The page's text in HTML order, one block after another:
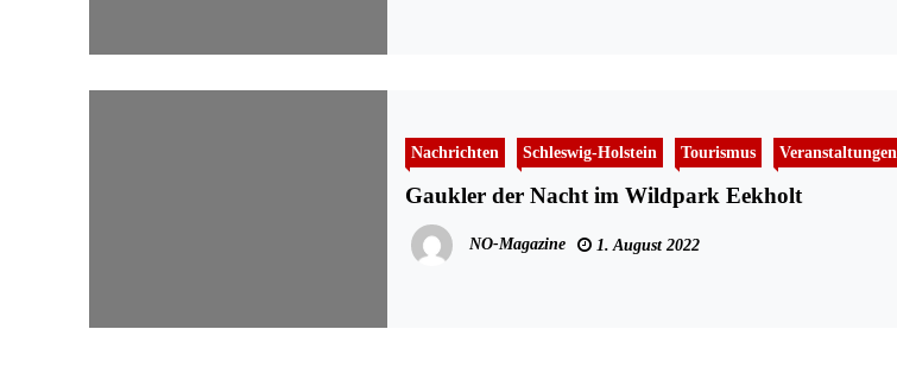
Nachrichten Schleswig-Holstein Tourismus Veranstaltungen
Gaukler der Nacht im Wildpark Eekholt
NO-Magazine 1. August 2022